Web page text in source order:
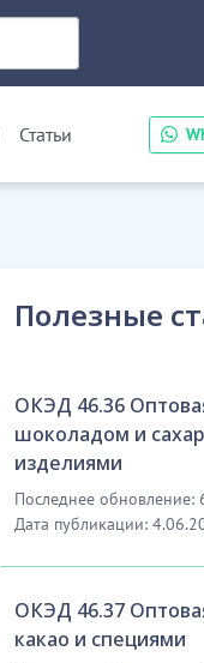
Статьи
Полезные
ОКЭД 46.36
шоколадом и
изделиями
Последнее обновление:
Дата публикации:
ОКЭД 46.37
какао и специями